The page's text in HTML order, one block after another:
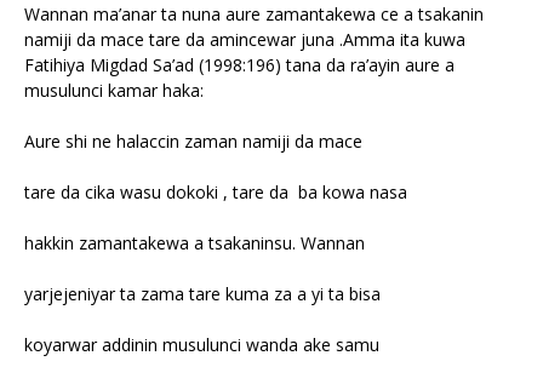
Wannan ma’anar ta nuna aure zamantakewa ce a tsakanin
namiji da mace tare da amincewar juna .Amma ita kuwa
Fatihiya Migdad Sa’ad (1998:196) tana da ra’ayin aure a
musulunci kamar haka:
Aure shi ne halaccin zaman namiji da mace
tare da cika wasu dokoki , tare da ba kowa nasa
hakkin zamantakewa a tsakaninsu. Wannan
yarjejeniyar ta zama tare kuma za a yi ta bisa
koyarwar addinin musulunci wanda ake samu